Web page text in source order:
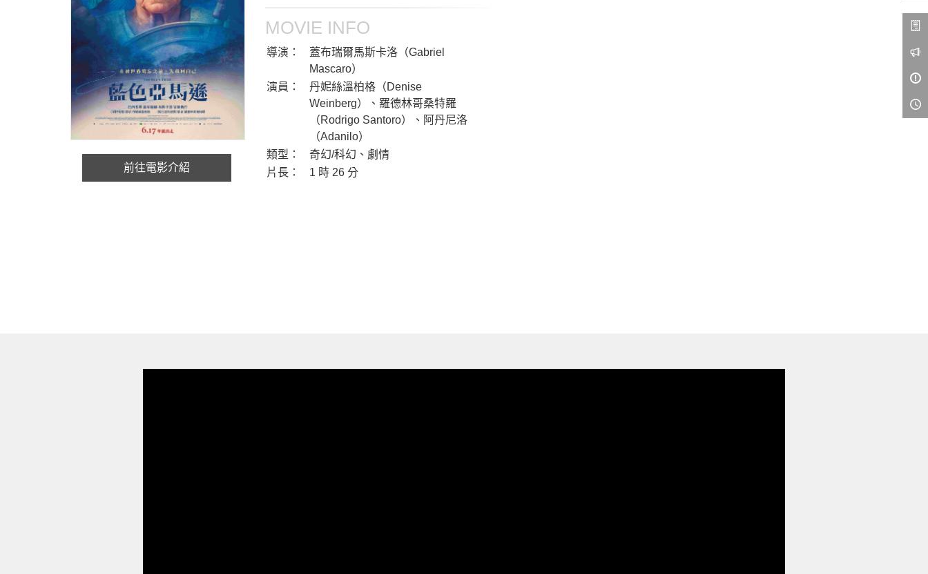
前往電影介紹
MOVIE INFO
導演：
蓋布瑞爾馬斯卡洛（Gabriel
Mascaro）
演員：
丹妮絲溫柏格（Denise
Weinberg）、羅德林哥桑特羅
（Rodrigo Santoro）、阿丹尼洛
（Adanilo）
類型：
奇幻/科幻、劇情
片長：
1 時 26 分